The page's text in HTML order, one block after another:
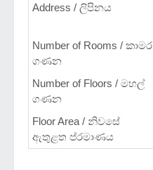
Address / ලිපිනය
Number of Rooms / කාමර
ගණන
Number of Floors / මහල්
ගණන
Floor Area / නිවසේ
ඇතුළත ප්රමාණය